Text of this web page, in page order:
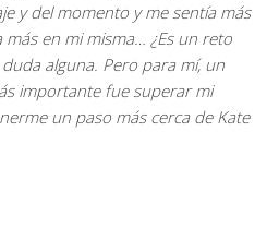
y del momento y me sentía más
en mi misma… ¿Es un reto
alguna. Pero para mí, un
importante fue superar mi
un paso más cerca de Kate